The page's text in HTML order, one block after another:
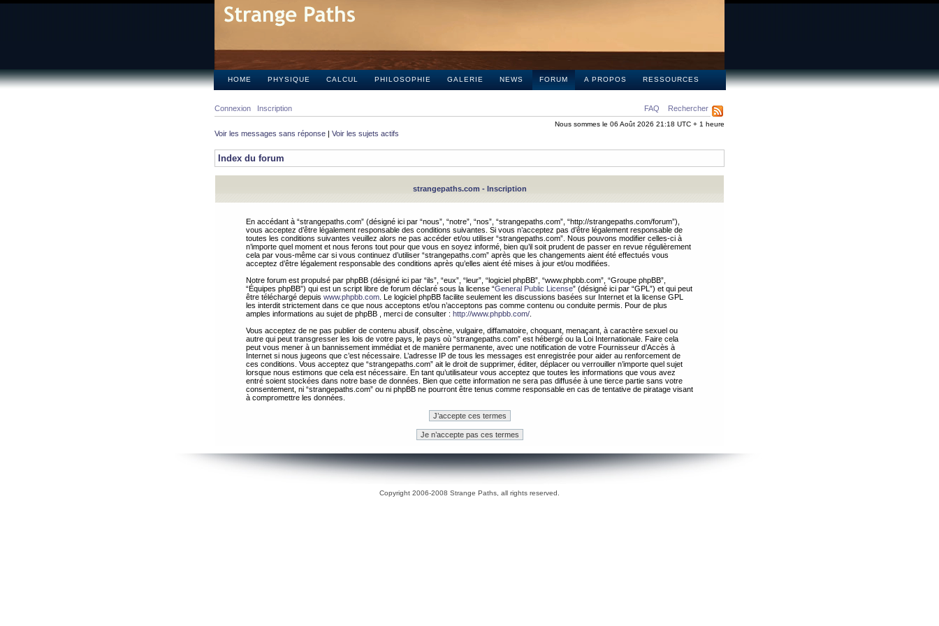
HOME PHYSIQUE CALCUL PHILOSOPHIE GALERIE NEWS FORUM A PROPOS RESSOURCES
FAQ Rechercher
Connexion Inscription
Nous sommes le 06 Août 2026 21:18 UTC + 1 heure
Voir les messages sans réponse | Voir les sujets actifs
Index du forum
strangepaths.com - Inscription
En accédant à “strangepaths.com” (désigné ici par “nous”, “notre”, “nos”, “strangepaths.com”, “http://strangepaths.com/forum”),
vous acceptez d’être légalement responsable des conditions suivantes. Si vous n’acceptez pas d’être légalement responsable de
toutes les conditions suivantes veuillez alors ne pas accéder et/ou utiliser “strangepaths.com”. Nous pouvons modifier celles-ci à
n’importe quel moment et nous ferons tout pour que vous en soyez informé, bien qu’il soit prudent de passer en revue régulièrement
cela par vous-même car si vous continuez d’utiliser “strangepaths.com” après que les changements aient été effectués vous
acceptez d’être légalement responsable des conditions après qu’elles aient été mises à jour et/ou modifiées.
Notre forum est propulsé par phpBB (désigné ici par “ils”, “eux”, “leur”, “logiciel phpBB”, “www.phpbb.com”, “Groupe phpBB”,
“Équipes phpBB”) qui est un script libre de forum déclaré sous la license “General Public License” (désigné ici par “GPL”) et qui peut
être téléchargé depuis www.phpbb.com . Le logiciel phpBB facilite seulement les discussions basées sur Internet et la license GPL
les interdit strictement dans ce que nous acceptons et/ou n’acceptons pas comme contenu ou conduite permis. Pour de plus
amples informations au sujet de phpBB , merci de consulter : http://www.phpbb.com/
Vous acceptez de ne pas publier de contenu abusif, obscène, vulgaire, diffamatoire, choquant, menaçant, à caractère sexuel ou
autre qui peut transgresser les lois de votre pays, le pays où “strangepaths.com” est hébergé ou la Loi Internationale. Faire cela
peut vous mener à un bannissement immédiat et de manière permanente, avec une notification de votre Fournisseur d’Accès à
Internet si nous jugeons que c’est nécessaire. L’adresse IP de tous les messages est enregistrée pour aider au renforcement de
ces conditions. Vous acceptez que “strangepaths.com” ait le droit de supprimer, éditer, déplacer ou verrouiller n’importe quel sujet
lorsque nous estimons que cela est nécessaire. En tant qu’utilisateur vous acceptez que toutes les informations que vous avez
entré soient stockées dans notre base de données. Bien que cette information ne sera pas diffusée à une tierce partie sans votre
consentement, ni “strangepaths.com” ou ni phpBB ne pourront être tenus comme responsable en cas de tentative de piratage visant
à compromettre les données.
Copyright 2006-2008 Strange Paths, all rights reserved.